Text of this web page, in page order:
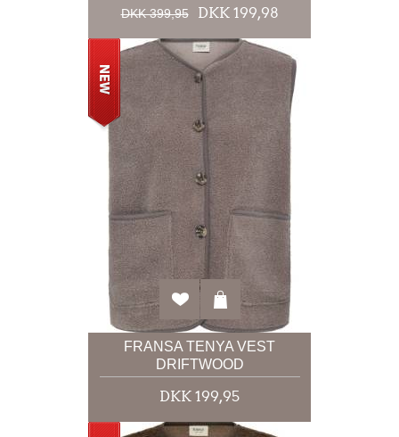
DKK 399,95 DKK 199,98
FRANSA TENYA VEST
DRIFTWOOD
DKK 199,95